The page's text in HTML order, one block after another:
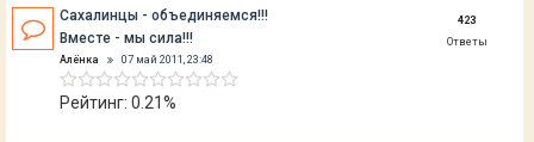
Сахалинцы - объединяемся!!!
Вместе - мы сила!!!
Алёнка 07 май 2011, 23:48
Рейтинг: 0.21%
423
Ответы